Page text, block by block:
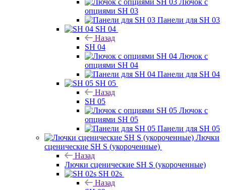
Лючок с
опциями SH 03
Панели для SH 03
SH 04
Назад
SH 04
Лючок с
опциями SH 04
Панели для SH 04
SH 05
Назад
SH 05
Лючок с
опциями SH 05
Панели для SH 05
Лючки
сценические SH S (укороченные)
Назад
Лючки сценические SH S (укороченные)
SH 02s
Назад